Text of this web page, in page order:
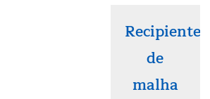
Recipiente
de
malha